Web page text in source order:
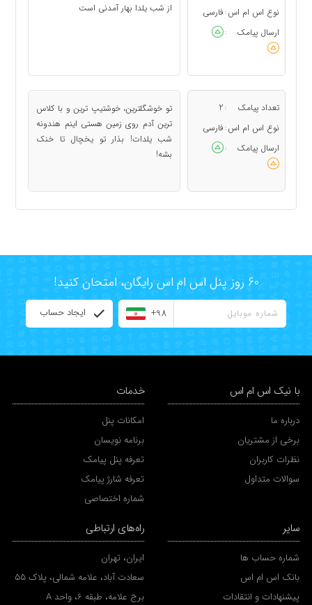
نوع اس ام اس : فارسی
ارسال پیامک
:
از شب یلدا بهار آمدنی است
تعداد پیامک :
2
نوع اس ام اس : فارسی
ارسال پیامک
:
تو خوشگلترین، خوشتیپ ترین و با کلاس
ترین آدم روی زمین هستی اینم هندونه
شب یلدات! بذار تو یخچال تا خنک
بشه!
60 روز پنل اس ام اس رایگان، امتحان کنید!
+98 ایجاد حساب
با نیک اس ام اس
درباره ما
برخی از مشتریان
نظرات کاربران
سوالات متداول
خدمات
امکانات پنل
برنامه نویسان
تعرفه پنل پیامک
تعرفه شارژ پیامک
شماره اختصاصی
سایر
شماره حساب ها
بانک اس ام اس
پیشنهادات و انتقادات
راه‌های ارتباطی
ایران، تهران
سعادت آباد، علامه شمالی، پلاک 55
برج علامه، طبقه 6، واحد A